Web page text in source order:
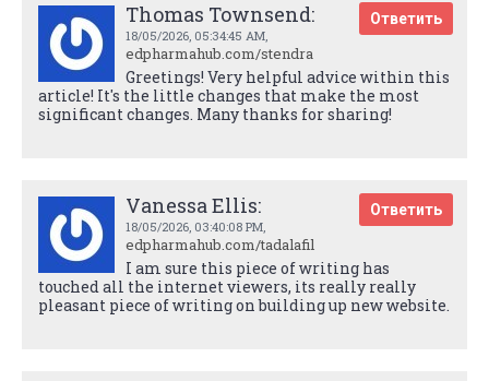
Thomas Townsend:
18/05/2026, 05:34:45 AM,
edpharmahub.com/stendra
Ответить
Greetings! Very helpful advice within this
article! It's the little changes that make the most
significant changes. Many thanks for sharing!
Vanessa Ellis:
18/05/2026, 03:40:08 PM,
edpharmahub.com/tadalafil
Ответить
I am sure this piece of writing has
touched all the internet viewers, its really really
pleasant piece of writing on building up new website.